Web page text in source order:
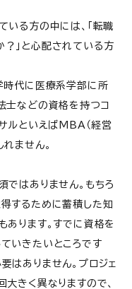
いる方の中には、「転職
」と心配されている方
時代に医療系学部に所
士などの資格を持つコ
ルといえばMBA（経営
ません。
ではありません。もちろ
するために蓄積した知
あります。すでに資格を
いきたいところです
はありません。プロジェ
きく異なりますので、